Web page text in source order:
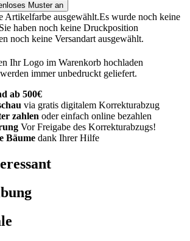
Muster an
Artikelfarbe ausgewählt.Es wurde noch keine
Sie haben noch keine Druckposition
noch keine Versandart ausgewählt.
Ihr Logo im Warenkorb hochladen
immer unbedruckt geliefert.
ab 500€
via gratis digitalem Korrekturabzug
zahlen oder einfach online bezahlen
Vor Freigabe des Korrekturabzugs!
Bäume dank Ihrer Hilfe